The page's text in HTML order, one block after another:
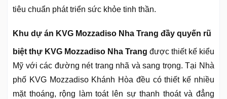
tiêu chuẩn phát triển sức khỏe tinh thần.
Khu dự án KVG Mozzadiso Nha Trang đầy quyến rũ
biệt thự KVG Mozzadiso Nha Trang được thiết kế kiểu
Mỹ với các đường nét trang nhã và sang trọng. Tại Nhà
phố KVG Mozzadiso Khánh Hòa đều có thiết kế nhiều
mặt thoáng, rộng làm toát lên sự thanh thoát và đẳng